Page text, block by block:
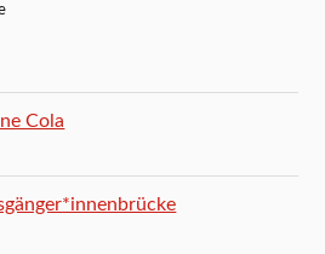
Cola